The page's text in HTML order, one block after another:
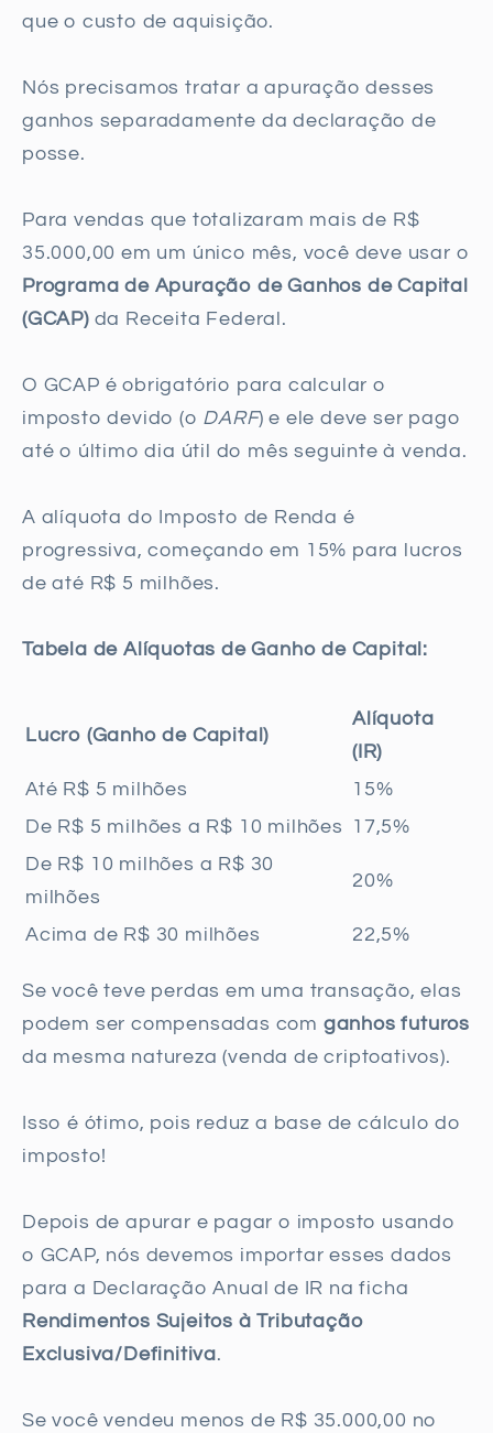
que o custo de aquisição.
Nós precisamos tratar a apuração desses
ganhos separadamente da declaração de
posse.
Para vendas que totalizaram mais de R$
35.000,00 em um único mês, você deve usar o
Programa de Apuração de Ganhos de Capital
(GCAP)da Receita Federal.
O GCAP é obrigatório para calcular o
imposto devido (o DARF) e ele deve ser pago
até o último dia útil do mês seguinte à venda.
A alíquota do Imposto de Renda é
progressiva, começando em 15% para lucros
de até R$ 5 milhões.
Tabela de Alíquotas de Ganho de Capital:
Lucro (Ganho de Capital)
Alíquota
(IR)
Até R$ 5 milhões
15%
De R$ 5 milhões a R$ 10 milhões
17,5%
De R$ 10 milhões a R$ 30
milhões
20%
Acima de R$ 30 milhões 22,5%
Se você teve perdas em uma transação, elas
podem ser compensadas com ganhos futuros
da mesma natureza (venda de criptoativos).
Isso é ótimo, pois reduz a base de cálculo do
imposto!
Depois de apurar e pagar o imposto usando
o GCAP, nós devemos importar esses dados
para a Declaração Anual de IR na ficha
Rendimentos Sujeitos à Tributação
Exclusiva/Definitiva.
Se você vendeu menos de R$ 35.000,00 no